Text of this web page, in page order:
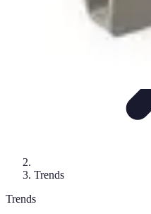
Trends
Trends